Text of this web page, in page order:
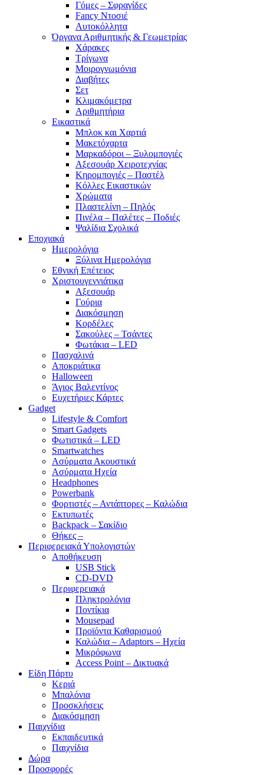
Γόμες – Σφραγίδες
Fancy Ντοσιέ
Αυτοκόλλητα
Όργανα Αριθμητικής & Γεωμετρίας
Χάρακες
Τρίγωνα
Mοιρογνωμόνια
Διαβήτες
Σετ
Κλιμακόμετρα
Αριθμητήρια
Εικαστικά
Μπλοκ και Χαρτιά
Μακετόχαρτα
Μαρκαδόροι – Ξυλομπογιές
Αξεσουάρ Χειροτεχνίας
Κηρομπογιές – Παστέλ
Κόλλες Εικαστικών
Χρώματα
Πλαστελίνη – Πηλός
Πινέλα – Παλέτες – Ποδιές
Ψαλίδια Σχολικά
Εποχιακά
Ημερολόγια
Ξύλινα Ημερολόγια
Εθνική Επέτειος
Χριστουγεννιάτικα
Αξεσουάρ
Γούρια
Διακόσμηση
Κορδέλες
Σακούλες – Τσάντες
Φωτάκια – LED
Πασχαλινά
Αποκριάτικα
Halloween
Άγιος Βαλεντίνος
Ευχετήριες Κάρτες
Gadget
Lifestyle & Comfort
Smart Gadgets
Φωτιστικά – LED
Smartwatches
Ασύρματα Ακουστικά
Ασύρματα Ηχεία
Headphones
Powerbank
Φορτιστές – Αντάπτορες – Καλώδια
Εκτυπωτές
Backpack – Σακίδιο
Θήκες –
Περιφερειακά Υπολογιστών
Αποθήκευση
USB Stick
CD-DVD
Περιφερειακά
Πληκτρολόγια
Ποντίκια
Mousepad
Προϊόντα Καθαρισμού
Καλώδια – Adaptors – Ηχεία
Μικρόφωνα
Access Point – Δικτυακά
Είδη Πάρτυ
Κεριά
Μπαλόνια
Προσκλήσεις
Διακόσμηση
Παιχνίδια
Εκπαιδευτικά
Παιχνίδια
Δώρα
Προσφορές